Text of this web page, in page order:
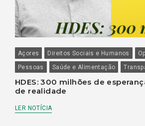
Açores Direitos Sociais e Humanos
Pessoas
Saúde e Alimentação
HDES: 300 milhões de
de realidade
LER NOTÍCIA